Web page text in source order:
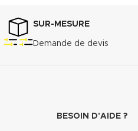
SUR-MESURE
Demande de devis
BESOIN D'AIDE ?